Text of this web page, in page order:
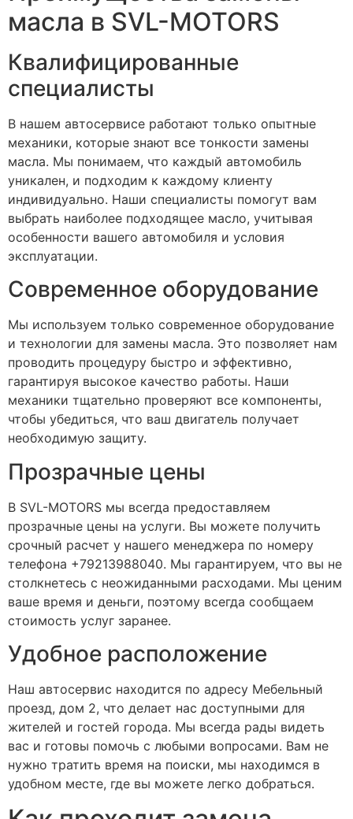
масла в SVL-MOTORS
Квалифицированные
специалисты
В нашем автосервисе работают только опытные
механики, которые знают все тонкости замены
масла. Мы понимаем, что каждый автомобиль
уникален, и подходим к каждому клиенту
индивидуально. Наши специалисты помогут вам
выбрать наиболее подходящее масло, учитывая
особенности вашего автомобиля и условия
эксплуатации.
Современное оборудование
Мы используем только современное оборудование
и технологии для замены масла. Это позволяет нам
проводить процедуру быстро и эффективно,
гарантируя высокое качество работы. Наши
механики тщательно проверяют все компоненты,
чтобы убедиться, что ваш двигатель получает
необходимую защиту.
Прозрачные цены
В SVL-MOTORS мы всегда предоставляем
прозрачные цены на услуги. Вы можете получить
срочный расчет у нашего менеджера по номеру
телефона +79213988040. Мы гарантируем, что вы не
столкнетесь с неожиданными расходами. Мы ценим
ваше время и деньги, поэтому всегда сообщаем
стоимость услуг заранее.
Удобное расположение
Наш автосервис находится по адресу Мебельный
проезд, дом 2, что делает нас доступными для
жителей и гостей города. Мы всегда рады видеть
вас и готовы помочь с любыми вопросами. Вам не
нужно тратить время на поиски, мы находимся в
удобном месте, где вы можете легко добраться.